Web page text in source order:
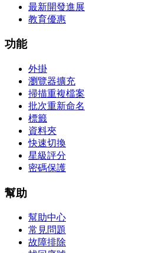
最新開發進展
教育優惠
功能
外掛
瀏覽器擴充
掃描重複檔案
批次重新命名
標籤
資料夾
快速切換
星級評分
密碼保護
幫助
幫助中心
常見問題
故障排除